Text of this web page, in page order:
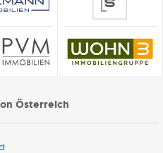
Österreich